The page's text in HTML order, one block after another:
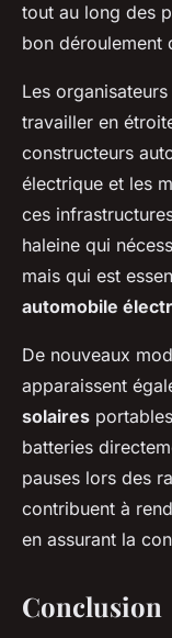
tout au long des
bon déroulement
Les
travailler en
constructeurs
électrique et les
ces
haleine qui
mais qui est
automobile
De nouveaux
apparaissent
solaires
batteries
pauses lors des
contribuent à
en assurant la
Conclusion